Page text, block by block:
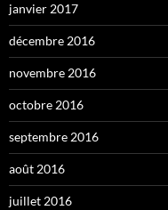
janvier 2017
décembre 2016
novembre 2016
octobre 2016
septembre 2016
août 2016
juillet 2016